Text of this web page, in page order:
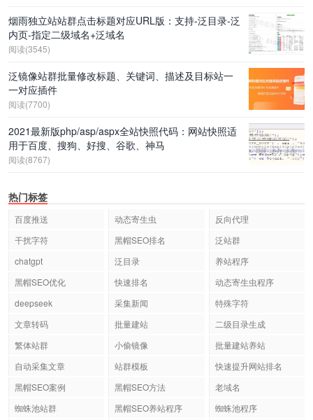
烟雨独立站站群点击标题对应URL版：支持-泛目录-泛
内页-指定二级域名+泛域名
阅读(3545)
泛镜像站群批量修改标题、关键词、描述及目标站一
一对应插件
阅读(7700)
2021最新版php/asp/aspx全站快照代码：网站快照适
用于百度、搜狗、好搜、谷歌、神马
阅读(8767)
热门标签
百度推送 动态寄生虫
反向代理
干扰字符
黑帽SEO排名
泛站群
chatgpt
泛目录
养站程序
黑帽SEO优化
快速排名
动态寄生虫程序
deepseek
采集新闻
特殊字符
文章转码
批量建站
二级目录生成
繁体站群
小偷镜像
批量建站养站
自动采集文章
站群模板
快速提升网站排名
黑帽SEO案例
黑帽SEO方法
老域名
蜘蛛池站群
黑帽SEO养站程序 蜘蛛池程序